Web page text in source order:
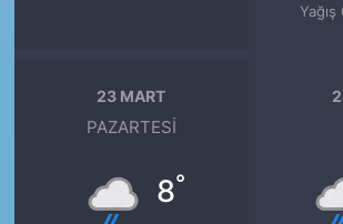
Yağış
23 MART
PAZARTESI
8°